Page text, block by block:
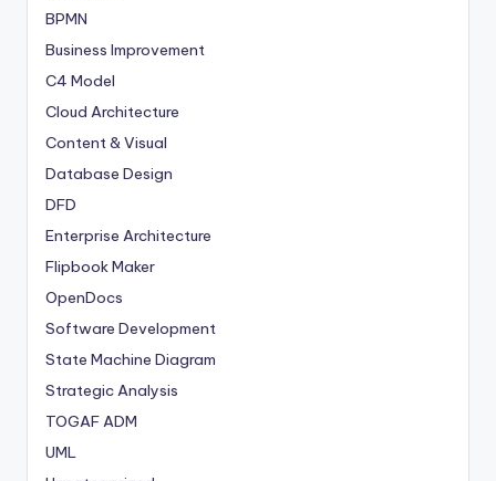
BPMN
Business Improvement
C4 Model
Cloud Architecture
Content & Visual
Database Design
DFD
Enterprise Architecture
Flipbook Maker
OpenDocs
Software Development
State Machine Diagram
Strategic Analysis
TOGAF ADM
UML